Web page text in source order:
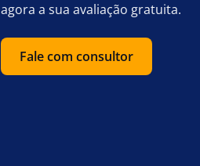
agora a sua avaliação gratuita.
Fale com consultor